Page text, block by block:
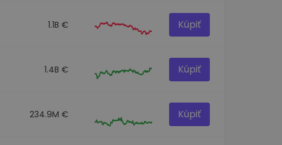
1.1B € Kúpiť
1.4B € Kúpiť
234.9M € Kúpiť